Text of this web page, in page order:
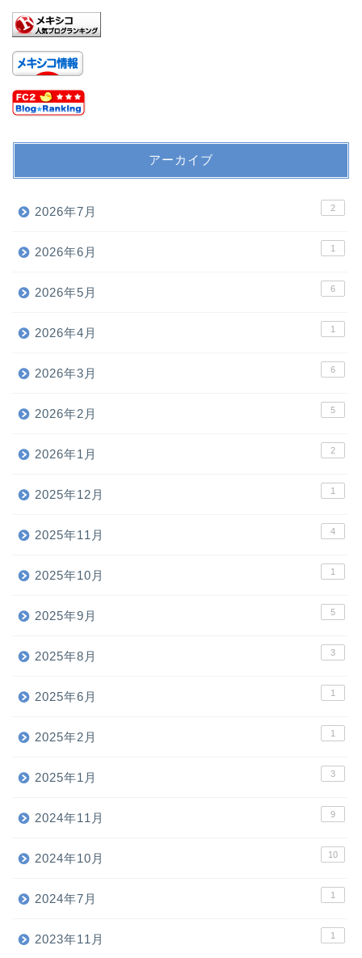
アーカイブ
2026年7月 2
2026年6月 1
2026年5月 6
2026年4月 1
2026年3月 6
2026年2月 5
2026年1月 2
2025年12月 1
2025年11月 4
2025年10月 1
2025年9月 5
2025年8月 3
2025年6月 1
2025年2月 1
2025年1月 3
2024年11月 9
2024年10月 10
2024年7月 1
2023年11月 1